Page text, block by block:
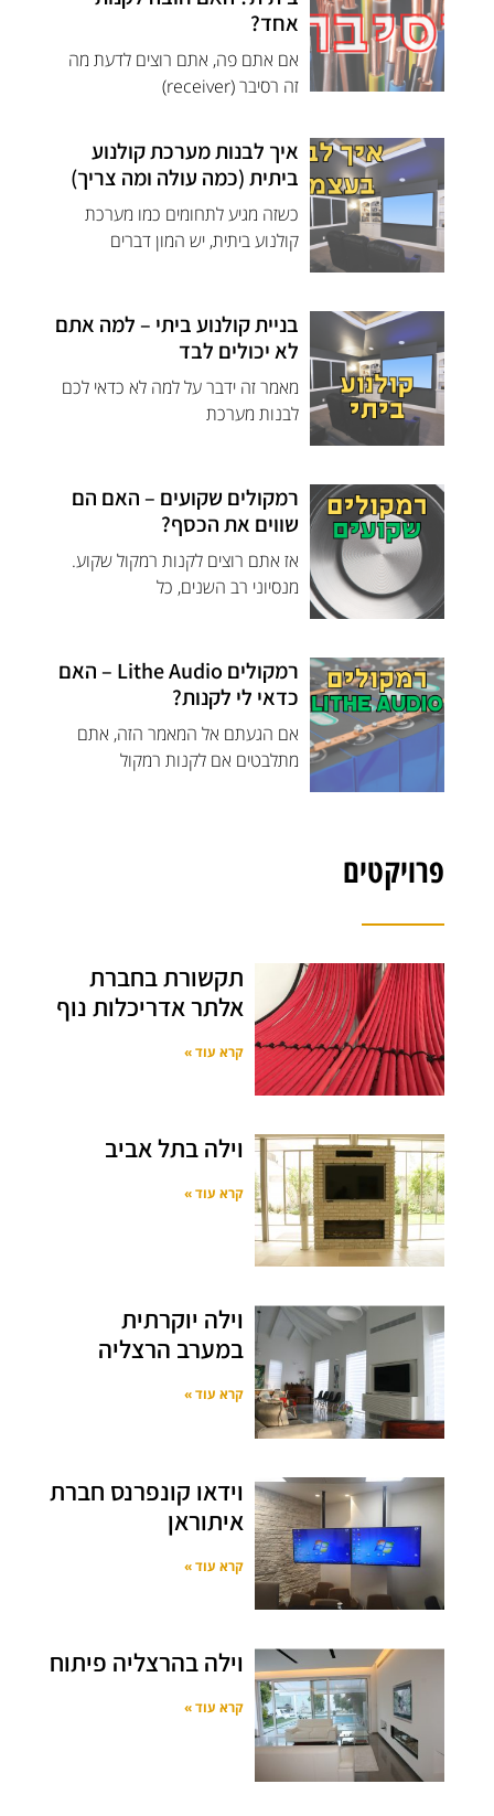
אחד?
אם אתם פה, אתם רוצים לדעת מה
זה רסיבר (receiver)
איך לבנות מערכת קולנוע
ביתית (כמה עולה ומה צריך)
כשזה מגיע לתחומים כמו מערכת
קולנוע ביתית, יש המון דברים
בניית קולנוע ביתי – למה אתם
לא יכולים לבד
מאמר זה ידבר על למה לא כדאי לכם
לבנות מערכת
רמקולים שקועים – האם הם
שווים את הכסף?
אז אתם רוצים לקנות רמקול שקוע.
מנסיוני רב השנים, כל
רמקולים Lithe Audio – האם
כדאי לי לקנות?
אם הגעתם אל המאמר הזה, אתם
מתלבטים אם לקנות רמקול
פרויקטים
תקשורת בחברת
אלתר אדריכלות נוף
קרא עוד »
וילה בתל אביב
קרא עוד »
וילה יוקרתית
במערב הרצליה
קרא עוד »
וידאו קונפרנס חברת
איתוראן
קרא עוד »
וילה בהרצליה פיתוח
קרא עוד »